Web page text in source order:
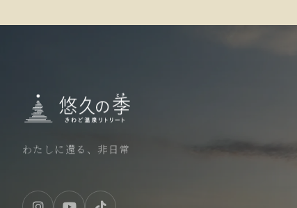
わたしに還る、非日常